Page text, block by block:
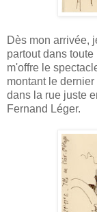
Dès mon arrivée,
partout dans
m'offre le
montant le
dans la rue juste
Fernand Léger.